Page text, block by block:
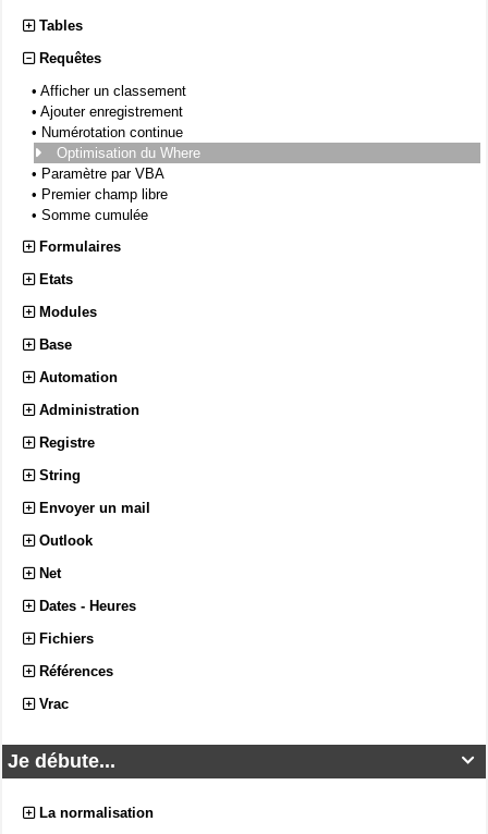
Tables
Requêtes
• Afficher un classement
• Ajouter enregistrement
• Numérotation continue
Optimisation du Where
• Paramètre par VBA
• Premier champ libre
• Somme cumulée
Formulaires
Etats
Modules
Base
Automation
Administration
Registre
String
Envoyer un mail
Outlook
Net
Dates - Heures
Fichiers
Références
Vrac

Je débute...
La normalisation